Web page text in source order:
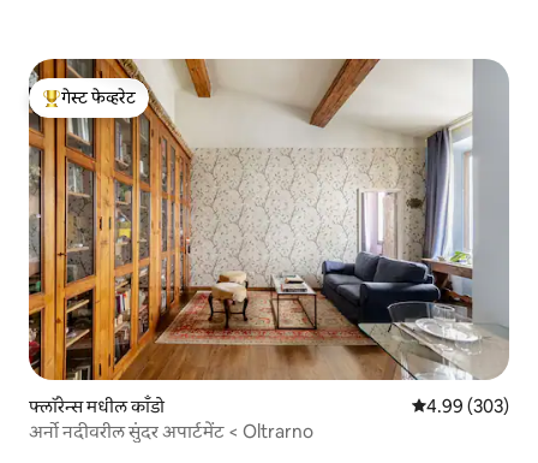
टॉप गेस्ट फेव्हरेट
गेस्ट फेव्हरेट
फ्लॉरेन्स मधील काँडो 5 पैकी 4.99
4.99 (303)
अर्नो नदीवरील सुंदर अपार्टमेंट < Oltrarno